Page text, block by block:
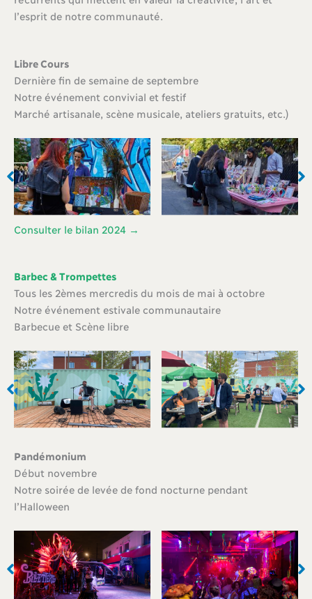
l’esprit de notre communauté.
Libre Cours
Dernière fin de semaine de septembre
Notre événement convivial et festif
Marché artisanale, scène musicale, ateliers gratuits, etc.)
Consulter le bilan 2024 →
Barbec & Trompettes
Tous les 2èmes mercredis du mois de mai à octobre
Notre événement estivale communautaire
Barbecue et Scène libre
Pandémonium
Début novembre
Notre soirée de levée de fond nocturne pendant
l’Halloween